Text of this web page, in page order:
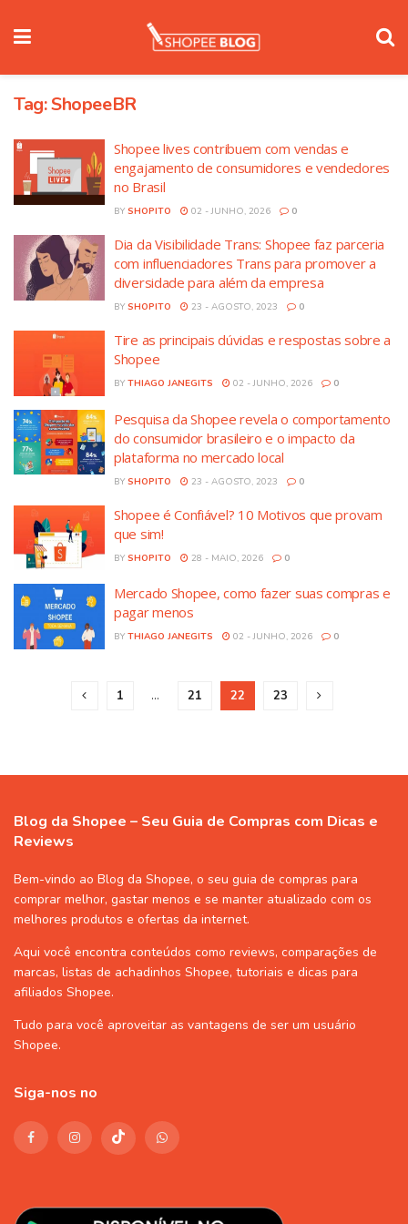
Tag:ShopeeBR
Shopee lives contribuem com vendas e
engajamento de consumidores e vendedores
no Brasil
BY SHOPITO 02 - JUNHO, 2026 0
Dia da Visibilidade Trans: Shopee faz parceria
com influenciadores Trans para promover a
diversidade para além da empresa
BY SHOPITO 23 - AGOSTO, 2023 0
Tire as principais dúvidas e respostas sobre a
Shopee
BY THIAGO JANEGITS 02 - JUNHO, 2026 0
Pesquisa da Shopee revela o comportamento
do consumidor brasileiro e o impacto da
plataforma no mercado local
BY SHOPITO 23 - AGOSTO, 2023 0
Shopee é Confiável? 10 Motivos que provam
que sim!
BY SHOPITO 28 - MAIO, 2026 0
Mercado Shopee, como fazer suas compras e
pagar menos
BY THIAGO JANEGITS 02 - JUNHO, 2026 0
1 … 21 22 23
Blog da Shopee – Seu Guia de Compras com Dicas e
Reviews
Bem-vindo ao Blog da Shopee, o seu guia de compras para
comprar melhor, gastar menos e se manter atualizado com os
melhores produtos e ofertas da internet.
Aqui você encontra conteúdos como reviews, comparações de
marcas, listas de achadinhos Shopee, tutoriais e dicas para
afiliados Shopee.
Tudo para você aproveitar as vantagens de ser um usuário
Shopee.
Siga-nos no